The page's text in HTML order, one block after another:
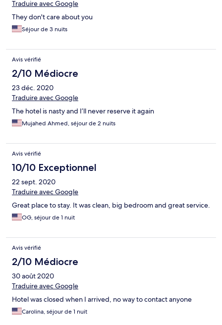
par exemple des saucisses et pas de bacon des fromages en
l'endroit où on prend le petit-déjeuner et la vue effectivement
de très loin mais sympathique de Manhattan
Traduire avec Google
They don't care about you
Séjour de 3 nuits
Avis vérifié
2/10 Médiocre
23 déc. 2020
Traduire avec Google
The hotel is nasty and I’ll never reserve it again
Mujahed Ahmed, séjour de 2 nuits
Avis vérifié
10/10 Exceptionnel
22 sept. 2020
Traduire avec Google
Great place to stay. It was clean, big bedroom and great service.
OG, séjour de 1 nuit
Avis vérifié
2/10 Médiocre
30 août 2020
Traduire avec Google
Hotel was closed when I arrived, no way to contact anyone
Carolina, séjour de 1 nuit